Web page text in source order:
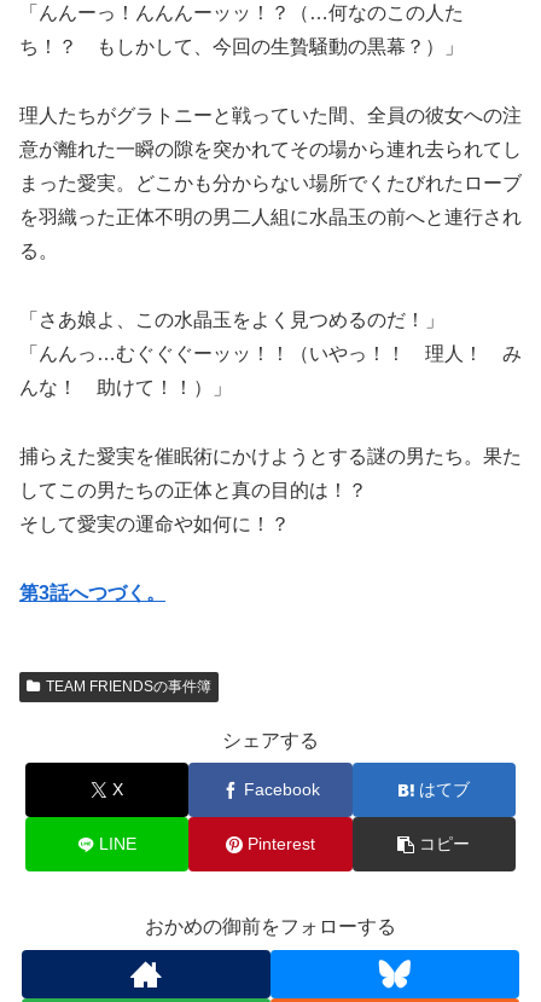
「んんーっ！んんんーッッ！？（ …何なのこの人た
ち！？ もしかして、今回の生贄騒動の黒幕？ ）」
理人たちがグラトニーと戦っていた間、全員の彼女への注
意が離れた一瞬の隙を突かれてその場から連れ去られてし
まった愛実。どこかも分からない場所でくたびれたローブ
を羽織った正体不明の男二人組に水晶玉の前へと連行され
る。
「さあ娘よ、この水晶玉をよく見つめるのだ！」
「んんっ…むぐぐぐーッッ！！（いやっ！！ 理人！ み
んな！ 助けて！！ ）」
捕らえた愛実を催眠術にかけようとする謎の男たち。果た
してこの男たちの正体と真の目的は！？
そして愛実の運命や如何に！？
第3話へつづく。
TEAM FRIENDSの事件簿
シェアする
X Facebook はてブ
LINE Pinterest コピー
おかめの御前をフォローする